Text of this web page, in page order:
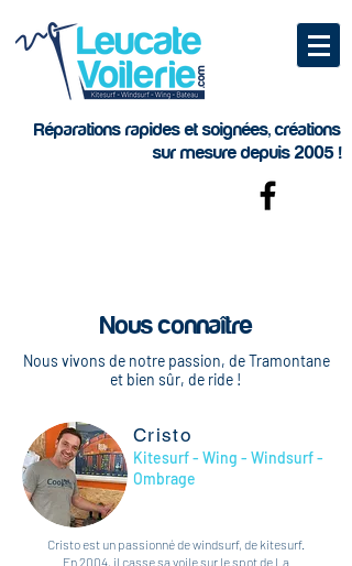
Réparations rapides et soignées, créations
sur mesure depuis 2005 !
Nous connaître
Nous vivons de notre passion, de Tramontane
et bien sûr, de ride !
Cristo
Kitesurf - Wing - Windsurf -
Ombrage
Cristo est un passionné de windsurf, de kitesurf.
En 2004, il casse sa voile sur le spot de La